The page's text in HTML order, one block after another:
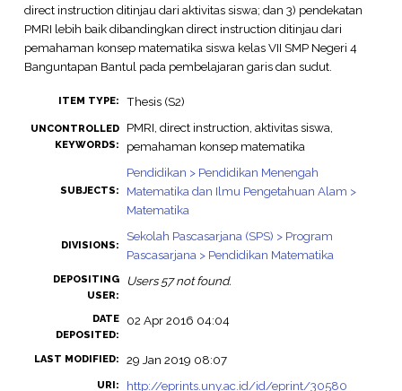
direct instruction ditinjau dari aktivitas siswa; dan 3) pendekatan
PMRI lebih baik dibandingkan direct instruction ditinjau dari
pemahaman konsep matematika siswa kelas VII SMP Negeri 4
Banguntapan Bantul pada pembelajaran garis dan sudut.
ITEM TYPE: Thesis (S2)
UNCONTROLLED
KEYWORDS:
PMRI, direct instruction, aktivitas siswa,
pemahaman konsep matematika
SUBJECTS:
Pendidikan > Pendidikan Menengah
Matematika dan Ilmu Pengetahuan Alam >
Matematika
DIVISIONS:
Sekolah Pascasarjana (SPS) > Program
Pascasarjana > Pendidikan Matematika
DEPOSITING
USER:
Users 57 not found.
DATE
DEPOSITED:
02 Apr 2016 04:04
LAST MODIFIED: 29 Jan 2019 08:07
URI: http://eprints.uny.ac.id/id/eprint/30580